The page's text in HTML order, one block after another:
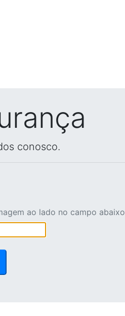
conosco.
ao lado no campo abaixo